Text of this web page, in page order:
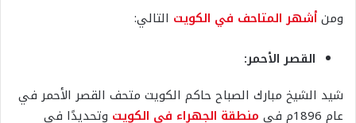
ومنأشهر المتاحف في الكويت التالي:
القصر الأحمر:
شيد الشيخ مبارك الصباح حاكم الكويت متحف القصر الأحمر في
عام 1896م في
منطقة الجهراء في الكويت وتحديدًا في